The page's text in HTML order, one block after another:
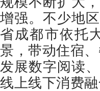
增强。不少地
省成都市依托
景，带动住宿
发展数字阅读
线上线下消费